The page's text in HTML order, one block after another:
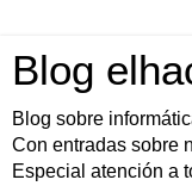
Blog
Blog sobre
Con entradas sobre
Especial atención a